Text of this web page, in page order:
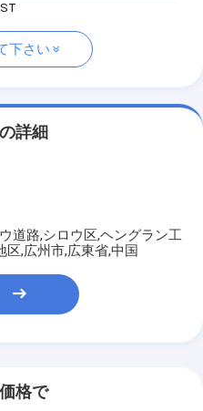
下さい
詳細
道路,シロウ区,ヘングラン工
区,広州市,広東省,中国
格で